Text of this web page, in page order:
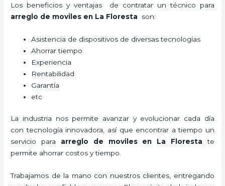
Los beneficios y ventajas de contratar un técnico para
arreglo de moviles en La Floresta son:
Asistencia de dispositivos de diversas tecnologías
Ahorrar tiempo
Experiencia
Rentabilidad
Garantía
etc
La industria nos permite avanzar y evolucionar cada día
con tecnología innovadora, así que encontrar a tiempo un
servicio para arreglo de moviles en La Floresta te
permite ahorrar costos y tiempo.
Trabajamos de la mano con nuestros clientes, entregando